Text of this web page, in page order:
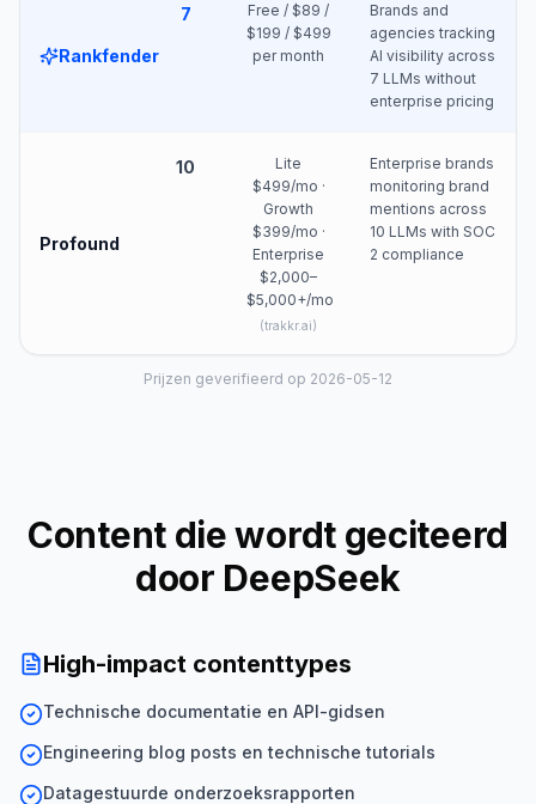
Rankfender
7
Free / $89 /
$199 / $499
per month
Brands and
agencies tracking
AI visibility across
7 LLMs without
enterprise pricing
Profound
10
Lite
$499/mo ·
Growth
$399/mo ·
Enterprise
$2,000–
$5,000+/mo
(trakkr.ai)
Enterprise brands
monitoring brand
mentions across
10 LLMs with SOC
2 compliance
Prijzen geverifieerd op 2026-05-12
Content die wordt geciteerd
door DeepSeek
High-impact contenttypes
Technische documentatie en API-gidsen
Engineering blog posts en technische tutorials
Datagestuurde onderzoeksrapporten